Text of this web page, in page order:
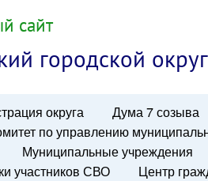
сайт
городской округ
округа Дума 7 созыва
по управлению
Муниципальные учреждения
участников СВО Центр